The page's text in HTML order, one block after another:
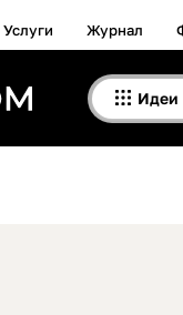
Услуги Журнал
Идеи